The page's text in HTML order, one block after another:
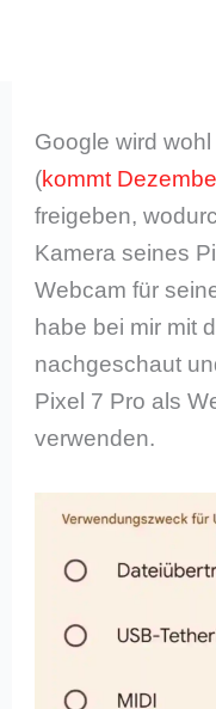
Google wird
(kommt
freigeben,
Kamera seines
Webcam für
habe bei mir mit
nachgeschaut
Pixel 7 Pro als
verwenden.